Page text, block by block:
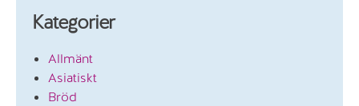
Kategorier
Allmänt
Asiatiskt
Bröd